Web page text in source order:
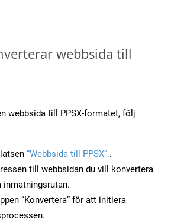
webbsida till
webbsida till PPSX-formatet, följ
“Webbsida till PPSX”..
till webbsidan du vill konvertera
inmatningsrutan.
“Konvertera” för att initiera